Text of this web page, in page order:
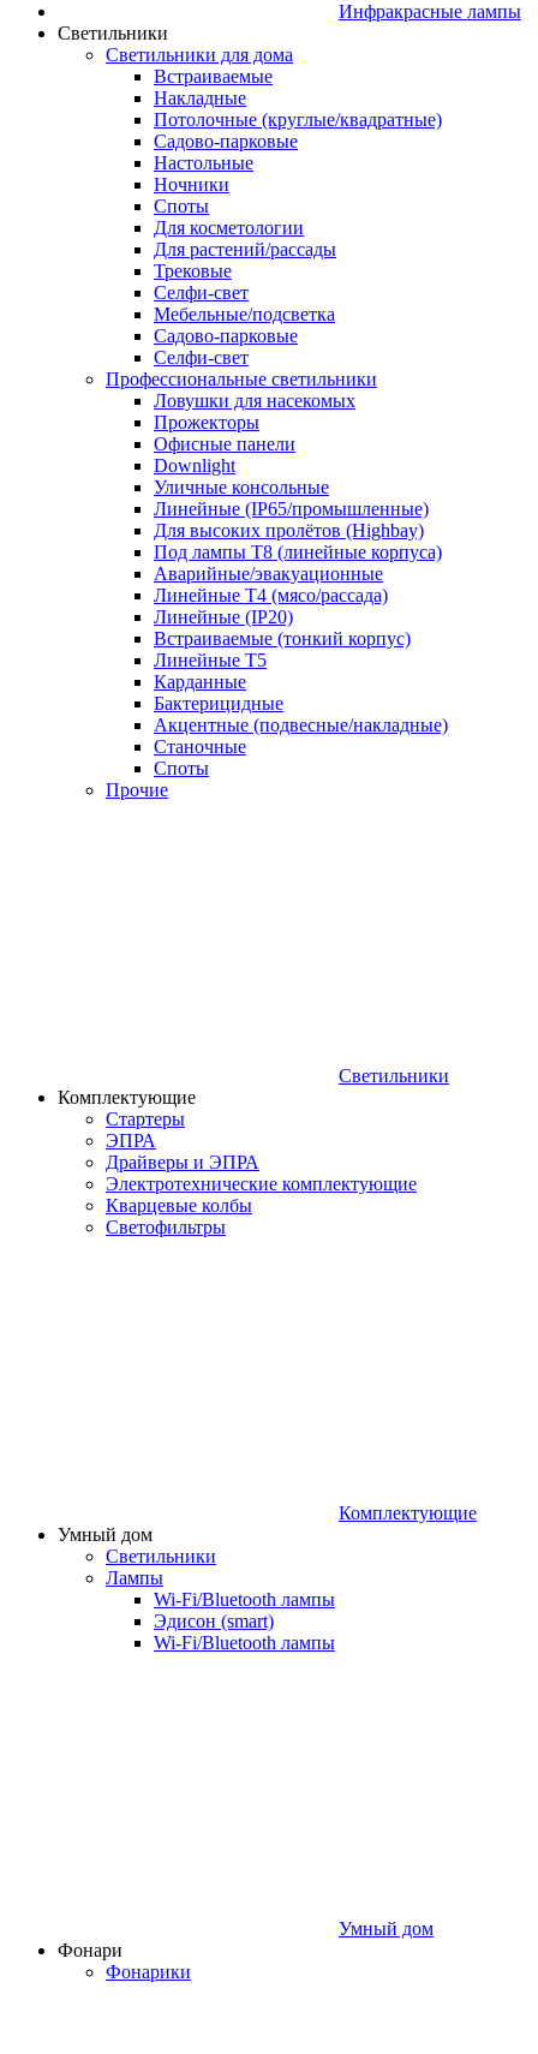
Инфракрасные лампы
Светильники
Светильники для дома
Встраиваемые
Накладные
Потолочные (круглые/квадратные)
Садово‑парковые
Настольные
Ночники
Споты
Для косметологии
Для растений/рассады
Трековые
Селфи‑свет
Мебельные/подсветка
Садово-парковые
Селфи-свет
Профессиональные светильники
Ловушки для насекомых
Прожекторы
Офисные панели
Downlight
Уличные консольные
Линейные (IP65/промышленные)
Для высоких пролётов (Highbay)
Под лампы T8 (линейные корпуса)
Аварийные/эвакуационные
Линейные T4 (мясо/рассада)
Линейные (IP20)
Встраиваемые (тонкий корпус)
Линейные T5
Карданные
Бактерицидные
Акцентные (подвесные/накладные)
Станочные
Споты
Прочие
Светильники
Комплектующие
Стартеры
ЭПРА
Драйверы и ЭПРА
Электротехнические комплектующие
Кварцевые колбы
Светофильтры
Комплектующие
Умный дом
Светильники
Лампы
Wi‑Fi/Bluetooth лампы
Эдисон (smart)
Wi-Fi/Bluetooth лампы
Умный дом
Фонари
Фонарики